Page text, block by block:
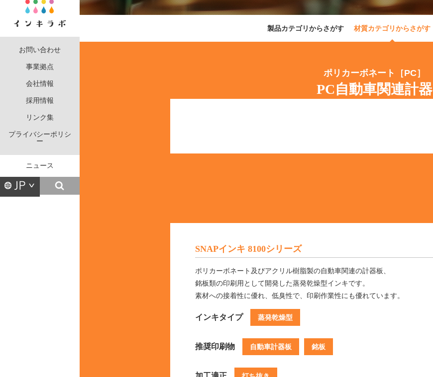
お問い合わせ
事業拠点
会社情報
採用情報
リンク集
プライバシーポリシ
ー
ニュース
製品カテゴリからさがす 材質カテゴリからさがす
ポリカーボネート［PC］
PC自動車関連計器
SNAPインキ 8100シリーズ
ポリカーボネート及びアクリル樹脂製の自動車関連の計器板、
銘板類の印刷用として開発した蒸発乾燥型インキです。
素材への接着性に優れ、低臭性で、印刷作業性にも優れています。
インキタイプ 蒸発乾燥型
推奨印刷物 自動車計器板 銘板